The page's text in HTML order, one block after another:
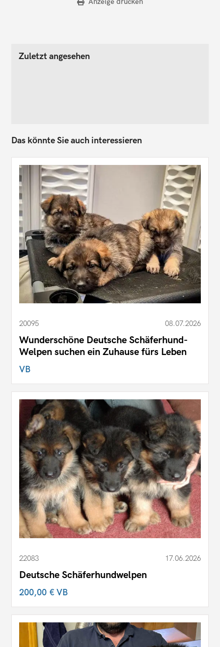
Zuletzt angesehen
Das könnte Sie auch interessieren
20095 08.07.2026
Wunderschöne Deutsche Schäferhund-
Welpen suchen ein Zuhause fürs Leben
VB
22083 17.06.2026
Deutsche Schäferhundwelpen
200,00 €VB